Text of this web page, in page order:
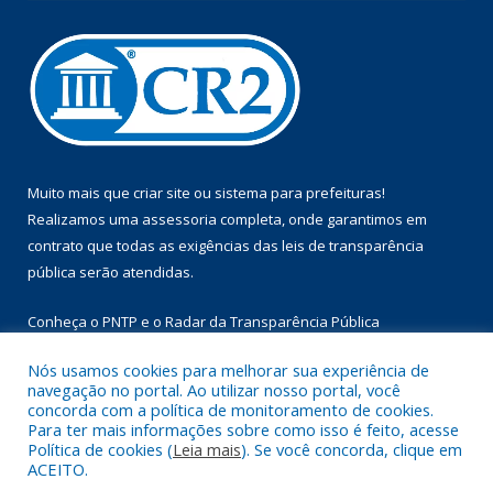
Muito mais que criar site ou sistema para prefeituras!
Realizamos uma assessoria completa, onde garantimos em
contrato que todas as exigências das leis de transparência
pública serão atendidas.
Conheça o PNTP e o Radar da Transparência Pública
Todos os direitos reservados a Prefeitura Municipal de Floresta
do Araguaia.
Nós usamos cookies para melhorar sua experiência de
navegação no portal. Ao utilizar nosso portal, você
concorda com a política de monitoramento de cookies.
Para ter mais informações sobre como isso é feito, acesse
Política de cookies (Leia mais). Se você concorda, clique em
ACEITO.